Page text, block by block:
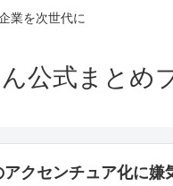
業を次世代に
公式まとめ
クセンチュア化に